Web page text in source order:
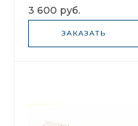
124х254
3 600 руб.
ЗАКАЗАТЬ